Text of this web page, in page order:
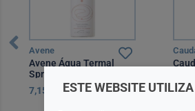
Avene
Avene Água Termal
Spray 50 ml
7,15EURESTE WEBSITE